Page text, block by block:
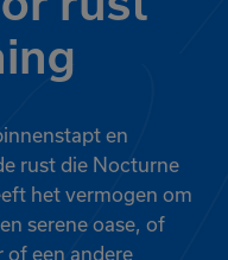
en
rust die Nocturne
het vermogen om
serene oase, of
of een andere
is